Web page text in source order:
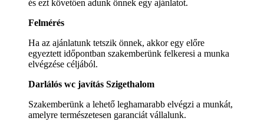
és ezt követően adunk önnek egy ajánlatot.
Felmérés
Ha az ajánlatunk tetszik önnek, akkor egy előre
egyeztett időpontban szakemberünk felkeresi a munka
elvégzése céljából.
Darlálós wc javítás Szigethalom
Szakemberünk a lehető leghamarabb elvégzi a munkát,
amelyre természetesen garanciát vállalunk.